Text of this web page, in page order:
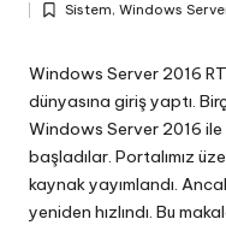
byPosted
Sistem, Windows
Windows Server 2016
dünyasına giriş yaptı.
Windows Server 2016
başladılar. Portalımız
kaynak yayımlandı.
yeniden hızlındı. Bu